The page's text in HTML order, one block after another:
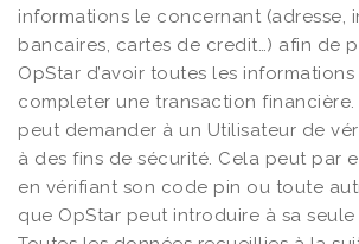
informations le concernant (adresse,
bancaires, cartes de credit…) afin de
OpStar d’avoir toutes les
completer une transaction financière.
peut demander à un Utilisateur de
à des fins de sécurité. Cela peut par
en vérifiant son code pin ou toute
que OpStar peut introduire à sa